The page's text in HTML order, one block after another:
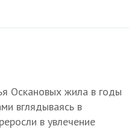
Оскановых жила в годы
вглядываясь в
в увлечение